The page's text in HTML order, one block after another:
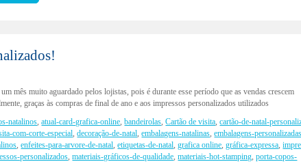
mês muito aguardado pelos lojistas, pois é durante esse período que as vendas crescem
graças às compras de final de ano e aos impressos personalizados utilizados
natalinos,atual-card-grafica-online,bandeirolas,Cartão de visita,cartão-de-natal-
com-corte-especial,decoração-de-natal,embalagens-natalinas,embalagens-
,enfeites-para-arvore-de-natal,etiquetas-de-natal,grafica online,gráfica-expressa,
personalizados,materiais-gráficos-de-qualidade,materiais-hot-stamping,porta-copos-